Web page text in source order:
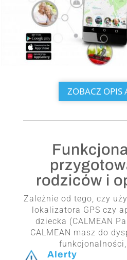
ZOBACZ OPIS
rodziców i
Zależnie od tego, czy
lokalizatora GPS czy
dziecka (CALMEAN
CALMEAN masz do
Alerty